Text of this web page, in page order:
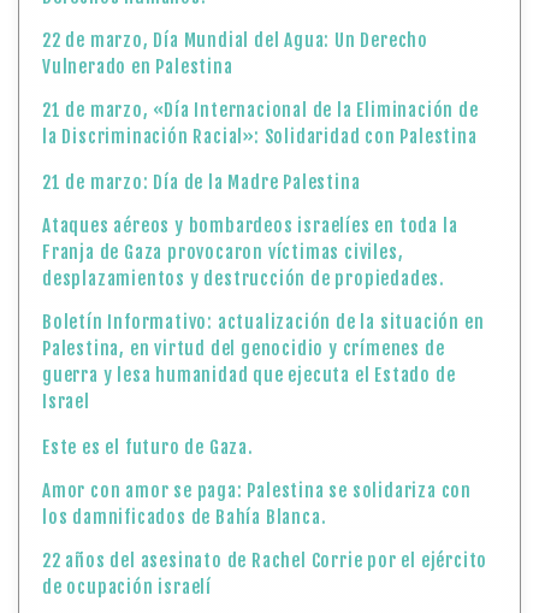
22 de marzo, Día Mundial del Agua: Un Derecho
Vulnerado en Palestina
21 de marzo, «Día Internacional de la Eliminación de
la Discriminación Racial»: Solidaridad con Palestina
21 de marzo: Día de la Madre Palestina
Ataques aéreos y bombardeos israelíes en toda la
Franja de Gaza provocaron víctimas civiles,
desplazamientos y destrucción de propiedades.
Boletín Informativo: actualización de la situación en
Palestina, en virtud del genocidio y crímenes de
guerra y lesa humanidad que ejecuta el Estado de
Israel
Este es el futuro de Gaza.
Amor con amor se paga: Palestina se solidariza con
los damnificados de Bahía Blanca.
22 años del asesinato de Rachel Corrie por el ejército
de ocupación israelí